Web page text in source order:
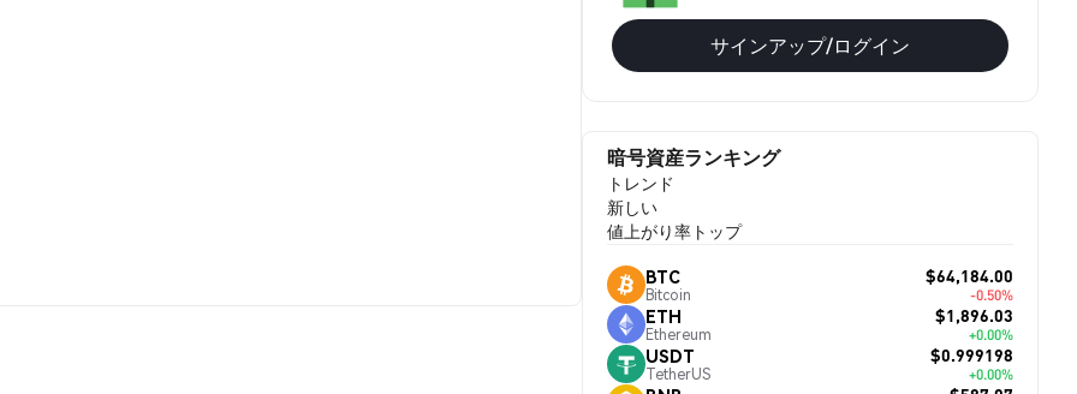
サインアップ/ログイン
暗号資産ランキング
トレンド
新しい
値上がり率トップ
BTC
Bitcoin
$64,184.00
-0.50%
ETH
Ethereum
$1,896.03
+0.00%
USDT
TetherUS
$0.999198
+0.00%